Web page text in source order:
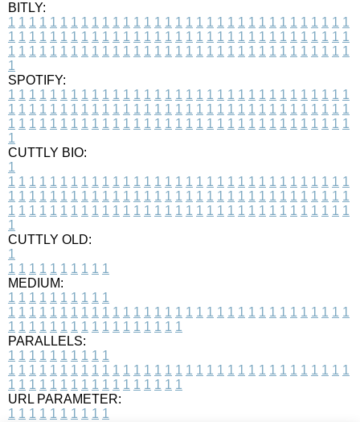
BITLY:
1 1 1 1 1 1 1 1 1 1 1 1 1 1 1 1 1 1 1 1 1 1 1 1 1 1 1 1 1 1 1 1 1
1 1 1 1 1 1 1 1 1 1 1 1 1 1 1 1 1 1 1 1 1 1 1 1 1 1 1 1 1 1 1 1 1
1 1 1 1 1 1 1 1 1 1 1 1 1 1 1 1 1 1 1 1 1 1 1 1 1 1 1 1 1 1 1 1 1
1
SPOTIFY:
1 1 1 1 1 1 1 1 1 1 1 1 1 1 1 1 1 1 1 1 1 1 1 1 1 1 1 1 1 1 1 1 1
1 1 1 1 1 1 1 1 1 1 1 1 1 1 1 1 1 1 1 1 1 1 1 1 1 1 1 1 1 1 1 1 1
1 1 1 1 1 1 1 1 1 1 1 1 1 1 1 1 1 1 1 1 1 1 1 1 1 1 1 1 1 1 1 1 1
1
CUTTLY BIO:
1
1 1 1 1 1 1 1 1 1 1 1 1 1 1 1 1 1 1 1 1 1 1 1 1 1 1 1 1 1 1 1 1 1
1 1 1 1 1 1 1 1 1 1 1 1 1 1 1 1 1 1 1 1 1 1 1 1 1 1 1 1 1 1 1 1 1
1 1 1 1 1 1 1 1 1 1 1 1 1 1 1 1 1 1 1 1 1 1 1 1 1 1 1 1 1 1 1 1 1
1
CUTTLY OLD:
1
1 1 1 1 1 1 1 1 1 1
MEDIUM:
1 1 1 1 1 1 1 1 1 1
1 1 1 1 1 1 1 1 1 1 1 1 1 1 1 1 1 1 1 1 1 1 1 1 1 1 1 1 1 1 1 1 1
1 1 1 1 1 1 1 1 1 1 1 1 1 1 1 1 1
PARALLELS:
1 1 1 1 1 1 1 1 1 1
1 1 1 1 1 1 1 1 1 1 1 1 1 1 1 1 1 1 1 1 1 1 1 1 1 1 1 1 1 1 1 1 1
1 1 1 1 1 1 1 1 1 1 1 1 1 1 1 1 1
URL PARAMETER:
1 1 1 1 1 1 1 1 1 1